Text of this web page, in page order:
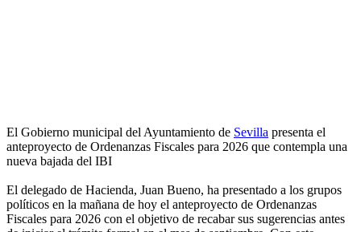
El Gobierno municipal del Ayuntamiento de Sevilla presenta el
anteproyecto de Ordenanzas Fiscales para 2026 que contempla una
nueva bajada del IBI
El delegado de Hacienda, Juan Bueno, ha presentado a los grupos
políticos en la mañana de hoy el anteproyecto de Ordenanzas
Fiscales para 2026 con el objetivo de recabar sus sugerencias antes